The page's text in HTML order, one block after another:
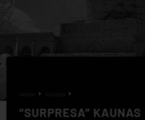
Europa
“SURPRESA” KAUNAS